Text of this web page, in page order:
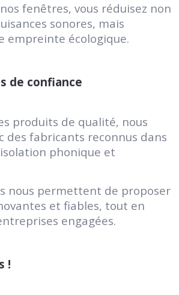
fenêtres, vous réduisez non
sonores, mais
empreinte écologique.
de confiance
produits de qualité, nous
des fabricants reconnus dans
phonique et
nous permettent de proposer
et fiables, tout en
engagées.
!